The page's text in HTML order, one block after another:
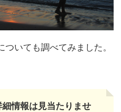
いても調べてみました。
情報は見当たりませ